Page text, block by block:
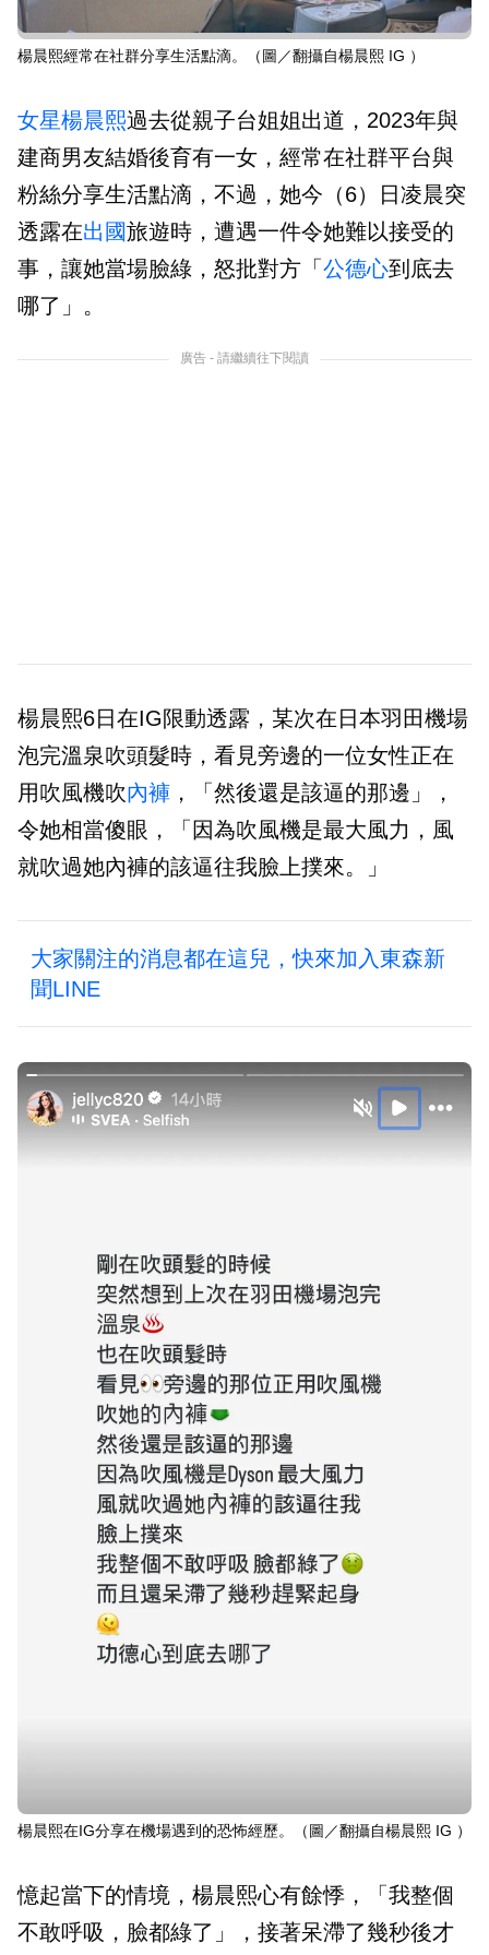
楊晨熙經常在社群分享生活點滴。（圖／翻攝自楊晨熙 IG ）
女星楊晨熙過去從親子台姐姐出道，2023年與
建商男友結婚後育有一女，經常在社群平台與
粉絲分享生活點滴，不過，她今（6）日凌晨突
透露在出國旅遊時，遭遇一件令她難以接受的
事，讓她當場臉綠，怒批對方「 公德心到底去
哪了」。
廣告 - 請繼續往下閱讀
楊晨熙6日在IG限動透露，某次在日本羽田機場
泡完溫泉吹頭髮時，看見旁邊的一位女性正在
用吹風機吹內褲 ，「然後還是該逼的那邊」，
令她相當傻眼，「因為吹風機是最大風力，風
就吹過她內褲的該逼往我臉上撲來。」
大家關注的消息都在這兒，快來加入東森新
聞LINE
楊晨熙在IG分享在機場遇到的恐怖經歷。（圖／翻攝自楊晨熙 IG ）
憶起當下的情境，楊晨熙心有餘悸，「我整個
不敢呼吸，臉都綠了」，接著呆滯了幾秒後才